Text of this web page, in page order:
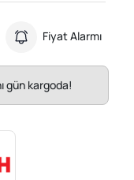
Fiyat Alarmı
gün kargoda!